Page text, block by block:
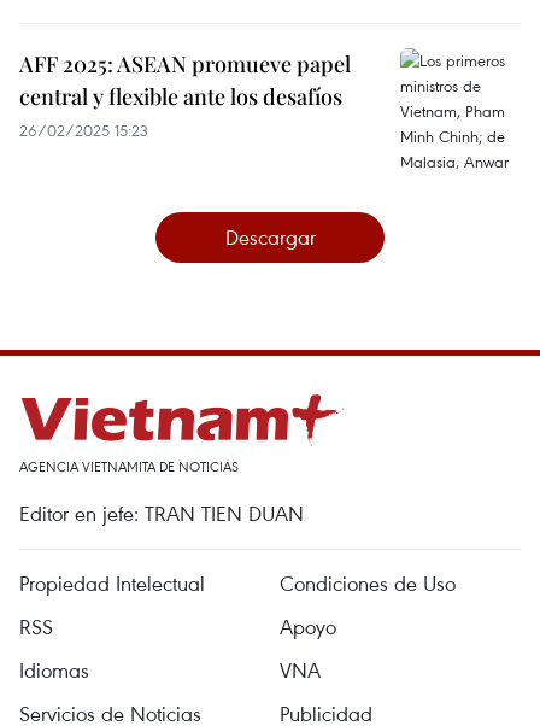
AFF 2025: ASEAN promueve papel
central y flexible ante los desafíos
26/02/2025 15:23
Descargar
AGENCIA VIETNAMITA DE NOTICIAS
Editor en jefe: TRAN TIEN DUAN
Propiedad Intelectual
Condiciones de Uso
RSS
Apoyo
Idiomas
VNA
Servicios de Noticias
Publicidad